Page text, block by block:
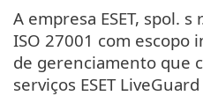
A empresa ESET, spol.
ISO 27001 com escopo
de gerenciamento que
serviços ESET